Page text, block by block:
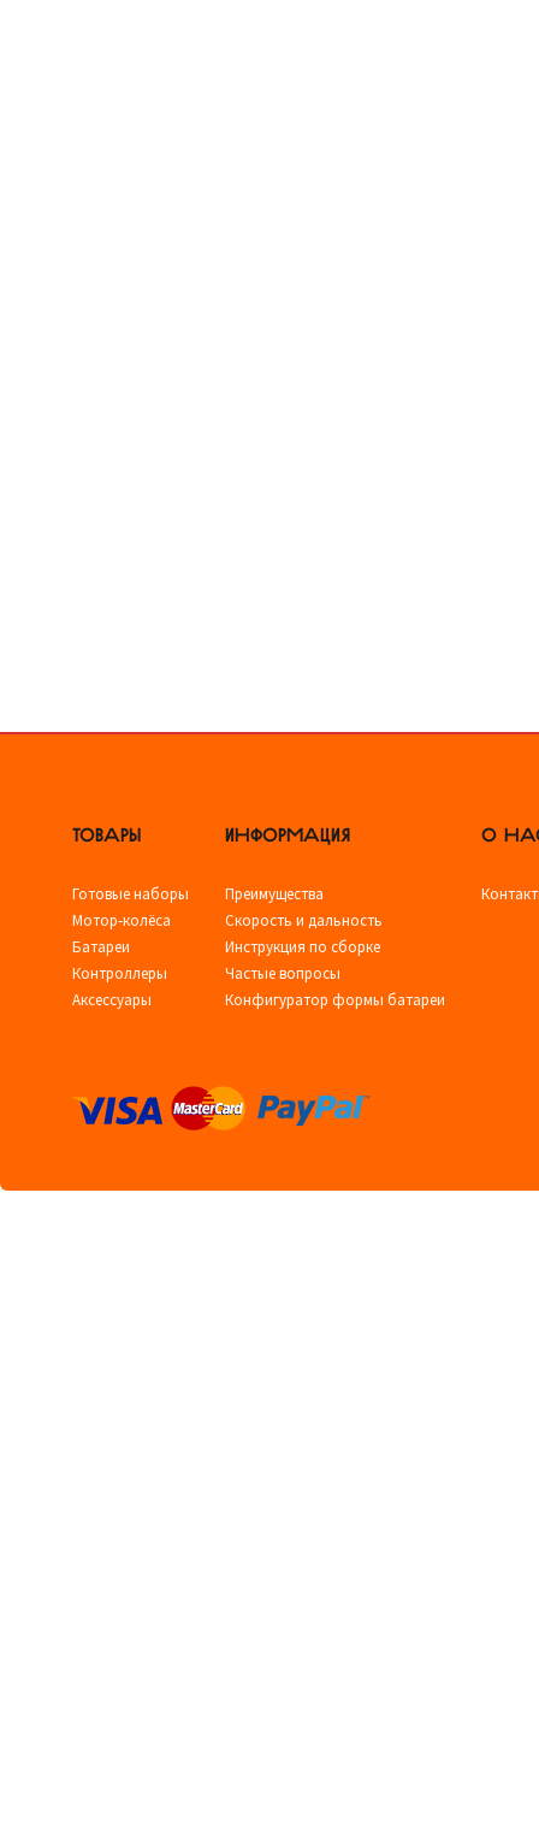
ТОВАРЫ
Готовые наборы
Мотор-колёса
Батареи
Контроллеры
Аксессуары
ИНФОРМАЦИЯ
Преимущества
Скорость и дальность
Инструкция по сборке
Частые вопросы
Конфигуратор формы батареи
О